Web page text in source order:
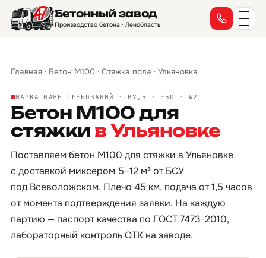
Бетонный завод
Производство бетона · Ленобласть
Главная · Бетон М100 · Стяжка пола · Ульяновка
МАРКА НИЖЕ ТРЕБОВАНИЙ · B7,5 · F50 · W2
Бетон М100 для
стяжки в Ульяновке
Поставляем бетон М100 для стяжки в Ульяновке
с доставкой миксером 5–12 м³ от БСУ
под Всеволожском. Плечо 45 км, подача от 1,5 часов
от момента подтверждения заявки. На каждую
партию — паспорт качества по ГОСТ 7473-2010,
лабораторный контроль ОТК на заводе.